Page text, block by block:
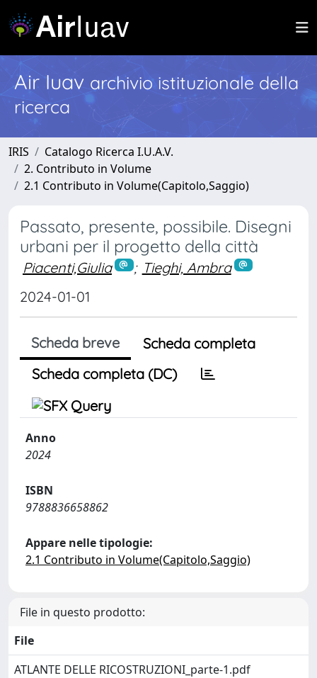
Air Iuav archivio istituzionale della
ricerca
IRIS
Catalogo Ricerca I.U.A.V.
2. Contributo in Volume
2.1 Contributo in Volume(Capitolo,Saggio)
Passato, presente, possibile. Disegni
urbani per il progetto della città
Piacenti,Giulia ; Tieghi, Ambra
2024-01-01
Scheda breve
Scheda completa
Scheda completa (DC)
Anno
2024
ISBN
9788836658862
Appare nelle tipologie:
2.1 Contributo in Volume(Capitolo,Saggio)
File in questo prodotto:
File
ATLANTE DELLE RICOSTRUZIONI_parte-1.pdf